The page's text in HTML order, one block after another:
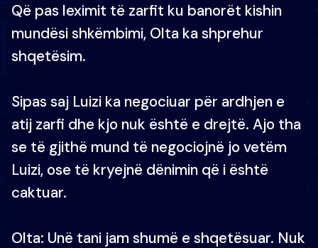
Që pas leximit të zarfit ku banorët kishin
mundësi shkëmbimi, Olta ka shprehur
shqetësim.
Sipas saj Luizi ka negociuar për ardhjen e
atij zarfi dhe kjo nuk është e drejtë. Ajo tha
se të gjithë mund të negociojnë jo vetëm
Luizi, ose të kryejnë dënimin që i është
caktuar.
Olta: Unë tani jam shumë e shqetësuar. Nuk